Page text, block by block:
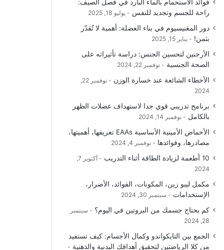
و
ك
T
u
b
e
ق
ر
ا
ا
ل
م
ع
R
فوائد الاستحمام بالماء البارد في فصل الصيف:
راحة للجسم وتجديد للنفس
يوليو 18, 2025
دور المغنيسيوم في بناء العضلة: أهمية لا تُقدّر
بثمن!
يناير 15, 2025
الأرجنين لتحسين الجنس: دراسة تأثيراته على
الصحة الجنسية
نوفمبر 22, 2024
الأخطاء الشائعة عند خسارة الوزن
نوفمبر 22,
2024
برنامج تدريبي قوي جدا لاستهداف عضلات الظهر
بالكامل
نوفمبر 14, 2024
الأحماض الأمينية الأساسية EAAs تعريفها، أهميتها،
مصادرها، وفوائدها
نوفمبر 4, 2024
10 أطعمة لزيادة الطاقة أثناء التدريب
أكتوبر 7,
2024
مكمل ليبو زين، المكونات، الفوائد، الأضرار،
الإستخدامات
سبتمبر 30, 2024
كم يحتاج جسمك من البروتين في اليوم؟
سبتمبر
28, 2024
الجمع بين التايكواندو وكمال الأجسام: كيف تستفيد
من كلا الرياضتين لتحقيق أهدافك البدنية والذهنية